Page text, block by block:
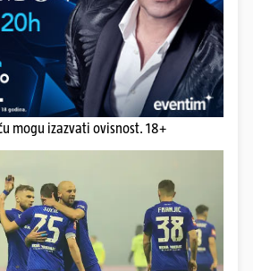
mogu izazvati ovisnost. 18+